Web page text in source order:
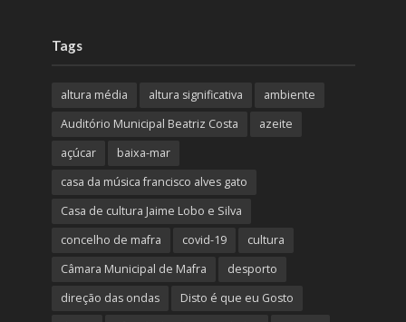
Tags
altura média altura significativa
ambiente
Auditório Municipal Beatriz Costa
azeite
açúcar
baixa-mar
casa da música francisco alves gato
Casa de cultura Jaime Lobo e Silva
concelho de mafra
covid-19
cultura
Câmara Municipal de Mafra
desporto
direção das ondas
Disto é que eu Gosto